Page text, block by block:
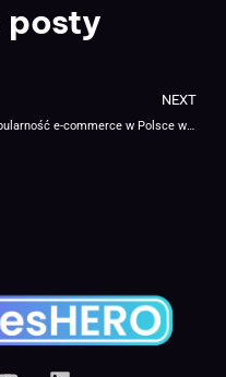
posty
NEXT
Popularność e-commerce w Polsce w 2025r.